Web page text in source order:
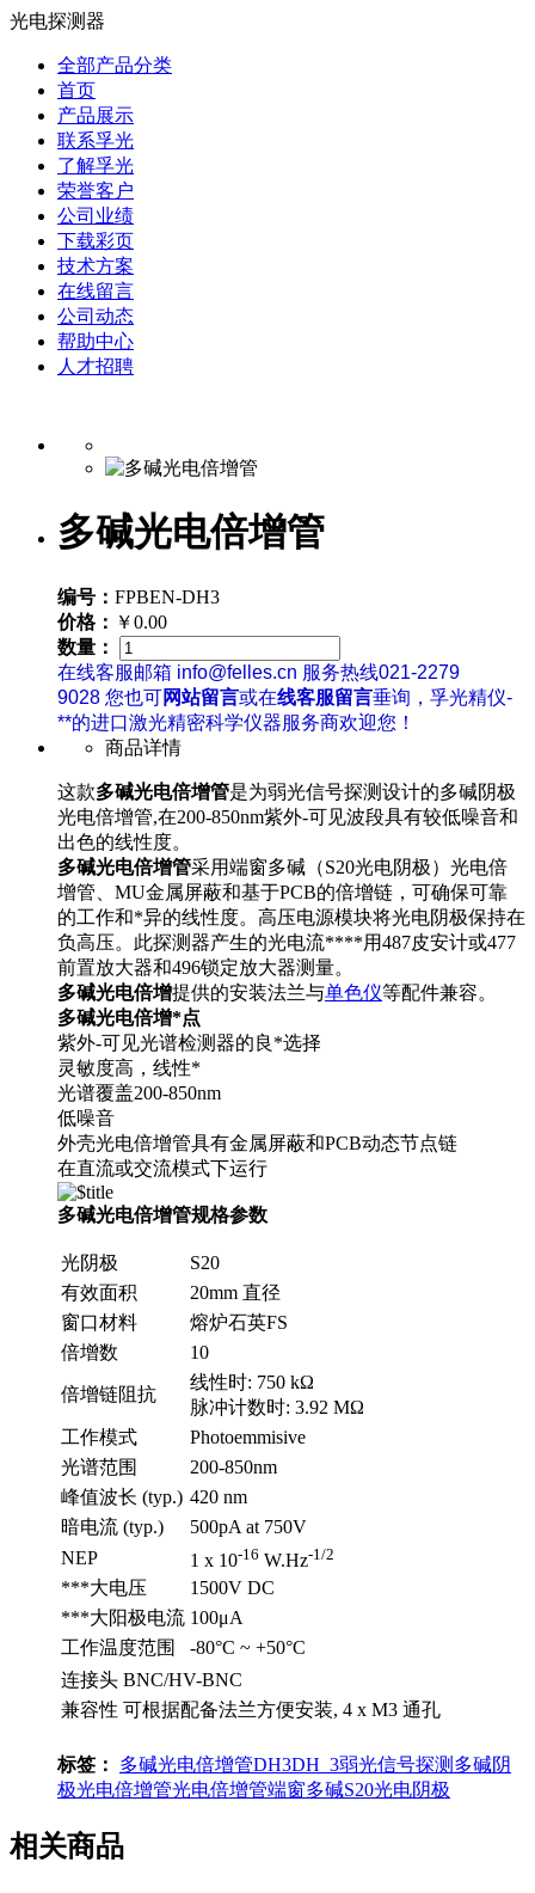
光电探测器
全部产品分类
首页
产品展示
联系孚光
了解孚光
荣誉客户
公司业绩
下载彩页
技术方案
在线留言
公司动态
帮助中心
人才招聘
多碱光电倍增管
编号： FPBEN-DH3
价格： ￥0.00
数量：
在线客服邮箱 info@felles.cn 服务热线021-2279
9028 您也可网站留言或在线客服留言垂询，孚光精仪-
**的进口激光精密科学仪器服务商欢迎您！
商品详情
这款多碱光电倍增管是为弱光信号探测设计的多碱阴极
光电倍增管,在200-850nm紫外-可见波段具有较低噪音和
出色的线性度。
多碱光电倍增管采用端窗多碱（S20光电阴极）光电倍
增管、MU金属屏蔽和基于PCB的倍增链，可确保可靠
的工作和*异的线性度。高压电源模块将光电阴极保持在
负高压。此探测器产生的光电流****用487皮安计或477
前置放大器和496锁定放大器测量。
多碱光电倍增提供的安装法兰与单色仪等配件兼容。
多碱光电倍增*点
紫外-可见光谱检测器的良*选择
灵敏度高，线性*
光谱覆盖200-850nm
低噪音
外壳光电倍增管具有金属屏蔽和PCB动态节点链
在直流或交流模式下运行
多碱光电倍增管规格参数
光阴极
S20
有效面积
20mm 直径
窗口材料
熔炉石英FS
倍增数
10
倍增链阻抗
线性时: 750 kΩ
脉冲计数时: 3.92 MΩ
工作模式
Photoemmisive
光谱范围
200-850nm
峰值波长 (typ.) 420 nm
暗电流 (typ.)
500pA at 750V
NEP
1 x 10-16 W.Hz-1/2
***大电压
1500V DC
***大阳极电流 100μA
工作温度范围
-80°C ~ +50°C
连接头 BNC/HV-BNC
兼容性 可根据配备法兰方便安装, 4 x M3 通孔
标签： 多碱光电倍增管DH3DH_3弱光信号探测 多碱阴
极光电倍增管光电倍增管端窗多碱S20光电阴极
相关商品